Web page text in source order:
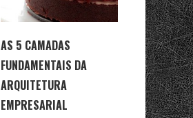
AS 5 CAMADAS
FUNDAMENTAIS DA
ARQUITETURA
EMPRESARIAL